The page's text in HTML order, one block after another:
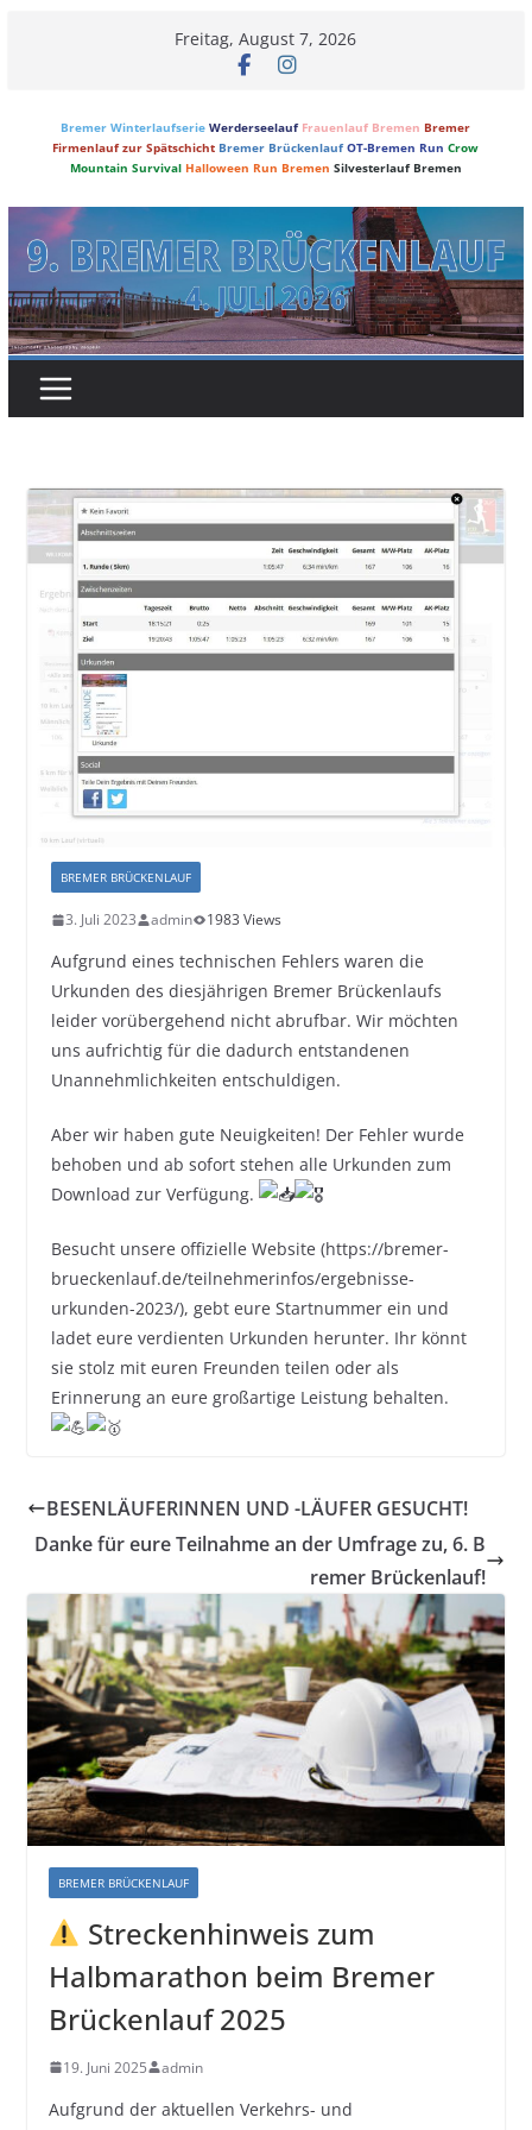
Freitag, August 7, 2026
Bremer Winterlaufserie Werderseelauf Frauenlauf Bremen Bremer
Firmenlauf zur Spätschicht Bremer Brückenlauf OT-Bremen Run Crow
Mountain Survival Halloween Run Bremen Silvesterlauf Bremen
BREMER BRÜCKENLAUF
3. Juli 2023 admin 1983 Views
Aufgrund eines technischen Fehlers waren die
Urkunden des diesjährigen Bremer Brückenlaufs
leider vorübergehend nicht abrufbar. Wir möchten
uns aufrichtig für die dadurch entstandenen
Unannehmlichkeiten entschuldigen.
Aber wir haben gute Neuigkeiten! Der Fehler wurde
behoben und ab sofort stehen alle Urkunden zum
Download zur Verfügung.
Besucht unsere offizielle Website (https://bremer-
brueckenlauf.de/teilnehmerinfos/ergebnisse-
urkunden-2023/), gebt eure Startnummer ein und
ladet eure verdienten Urkunden herunter. Ihr könnt
sie stolz mit euren Freunden teilen oder als
Erinnerung an eure großartige Leistung behalten.
BESENLÄUFERINNEN UND -LÄUFER GESUCHT!
Danke für eure Teilnahme an der Umfrage zu, 6. B
remer Brückenlauf!
BREMER BRÜCKENLAUF
Streckenhinweis zum
Halbmarathon beim Bremer
Brückenlauf 2025
19. Juni 2025 admin
Aufgrund der aktuellen Verkehrs- und